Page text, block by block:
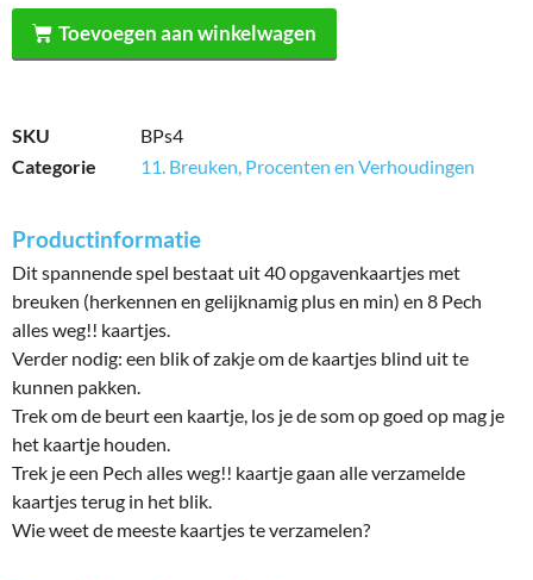
Toevoegen aan winkelwagen
SKU
BPs4
Categorie
11. Breuken, Procenten en Verhoudingen
Productinformatie
Dit spannende spel bestaat uit 40 opgavenkaartjes met
breuken (herkennen en gelijknamig plus en min) en 8 Pech
alles weg!! kaartjes.
Verder nodig: een blik of zakje om de kaartjes blind uit te
kunnen pakken.
Trek om de beurt een kaartje, los je de som op goed op mag je
het kaartje houden.
Trek je een Pech alles weg!! kaartje gaan alle verzamelde
kaartjes terug in het blik.
Wie weet de meeste kaartjes te verzamelen?